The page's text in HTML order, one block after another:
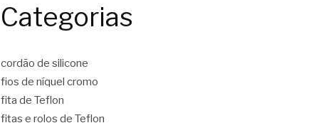
Categorias
cordão de silicone
fios de níquel cromo
fita de Teflon
fitas e rolos de Teflon